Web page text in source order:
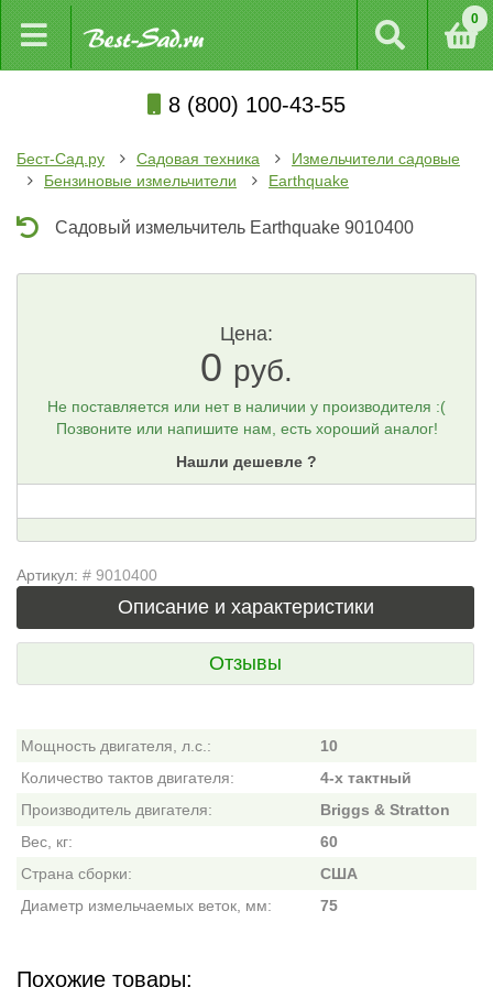
0
8 (800) 100-43-55
Бест-Сад.ру Садовая техника
Измельчители садовые
Бензиновые измельчители
Earthquake
Садовый измельчитель Earthquake 9010400
Цена:
0 руб.
Не поставляется или нет в наличии у производителя :(
Позвоните или напишите нам, есть хороший аналог!
Нашли дешевле ?
Артикул: # 9010400
Описание и характеристики
Отзывы
Мощность двигателя, л.с.:
10
Количество тактов двигателя:
4-х тактный
Производитель двигателя:
Briggs & Stratton
Вес, кг:
60
Страна сборки:
США
Диаметр измельчаемых веток, мм:
75
Похожие товары: